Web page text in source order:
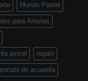
Mundo Pastel
para Artistas
pincel regalo
de acuarela